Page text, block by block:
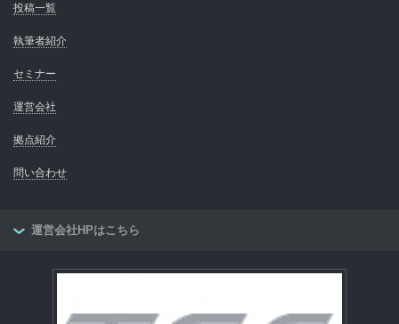
投稿一覧
執筆者紹介
セミナー
運営会社
拠点紹介
問い合わせ
運営会社HPはこちら